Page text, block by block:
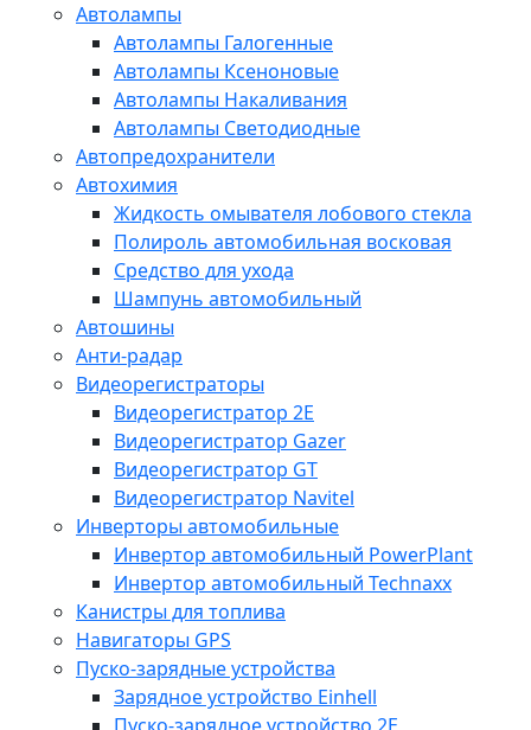
Автолампы
Автолампы Галогенные
Автолампы Ксеноновые
Автолампы Накаливания
Автолампы Светодиодные
Автопредохранители
Автохимия
Жидкость омывателя лобового стекла
Полироль автомобильная восковая
Средство для ухода
Шампунь автомобильный
Автошины
Анти-радар
Видеорегистраторы
Видеорегистратор 2E
Видеорегистратор Gazer
Видеорегистратор GT
Видеорегистратор Navitel
Инверторы автомобильные
Инвертор автомобильный PowerPlant
Инвертор автомобильный Technaxx
Канистры для топлива
Навигаторы GPS
Пуско-зарядные устройства
Зарядное устройство Einhell